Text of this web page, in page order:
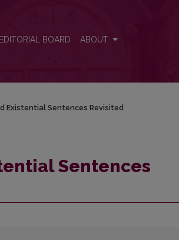
EDITORIAL BOARD ABOUT
Existential Sentences Revisited
Sentences